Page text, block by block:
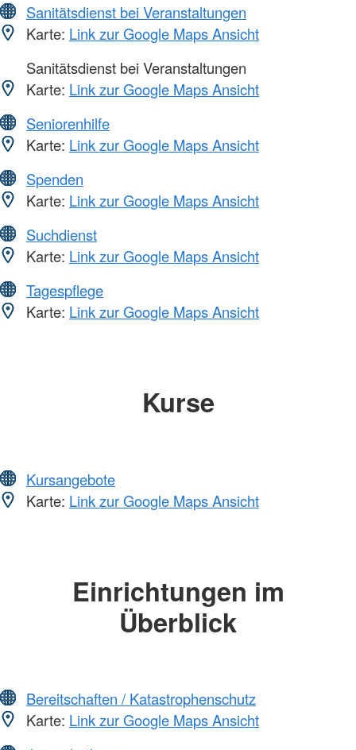
Sanitätsdienst bei Veranstaltungen
Karte: Link zur Google Maps Ansicht
Sanitätsdienst bei Veranstaltungen
Karte: Link zur Google Maps Ansicht
Seniorenhilfe
Karte: Link zur Google Maps Ansicht
Spenden
Karte: Link zur Google Maps Ansicht
Suchdienst
Karte: Link zur Google Maps Ansicht
Tagespflege
Karte: Link zur Google Maps Ansicht
Kurse
Kursangebote
Karte: Link zur Google Maps Ansicht
Einrichtungen im
Überblick
Bereitschaften / Katastrophenschutz
Karte: Link zur Google Maps Ansicht